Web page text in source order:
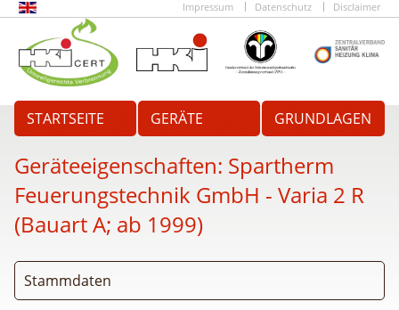
Impressum Datenschutz Disclaimer
STARTSEITE GERÄTE GRUNDLAGEN
Geräteeigenschaften: Spartherm
Feuerungstechnik GmbH - Varia 2 R
(Bauart A; ab 1999)
Stammdaten